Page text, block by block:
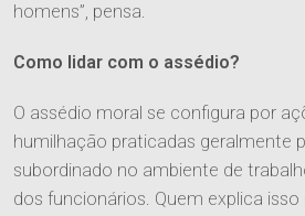
homens”, pensa.
Como lidar com o assédio?
O assédio moral se configura por
humilhação praticadas geralmente
subordinado no ambiente de
dos funcionários. Quem explica isso